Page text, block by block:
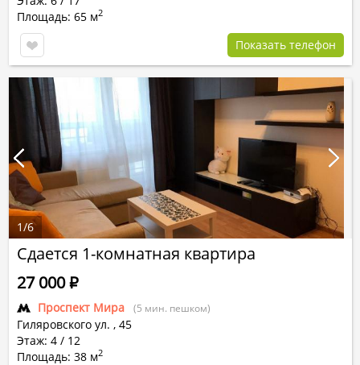
Площадь: 65 м2
Показать телефон
Сдается 1-комнатная квартира
Проспект Мира (5 мин. пешком)
Гиляровского ул. , 45
Этаж: 4 / 12
Площадь: 38 м2
27 000Р
1/6